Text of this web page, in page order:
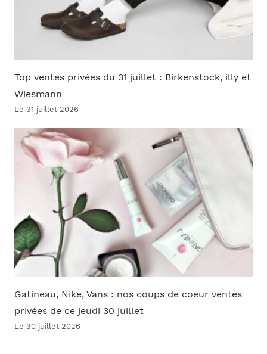
Top ventes privées du 31 juillet : Birkenstock, illy et
Wiesmann
Le 31 juillet 2026
Gatineau, Nike, Vans : nos coups de coeur ventes
privées de ce jeudi 30 juillet
Le 30 juillet 2026